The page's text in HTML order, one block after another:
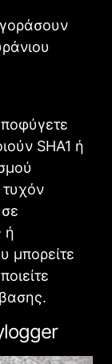
SHA1 ή
ή
μπορείτε